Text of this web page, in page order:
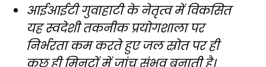
आईआईटी गुवाहाटी के नेतृत्व में विकसित
यह स्वदेशी तकनीक प्रयोगशाला पर
निर्भरता कम करते हुए जल स्रोत पर ही
कुछ ही मिनटों में जांच संभव बनाती है।